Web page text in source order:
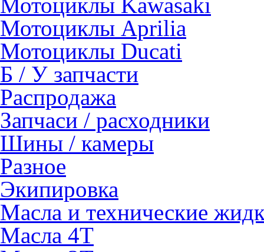
Мотоциклы Aprilia
Мотоциклы Ducati
Б / У запчасти
Распродажа
Запчаси / расходники
Шины / камеры
Разное
Экипировка
Масла и технические
Масла 4Т